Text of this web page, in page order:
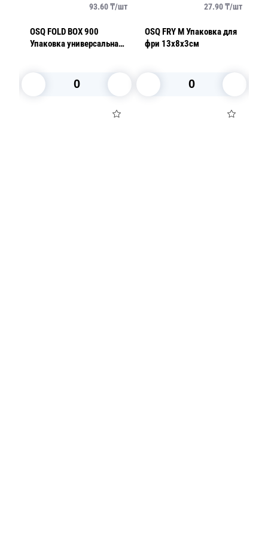
93.60₸/шт
OSQ FOLD BOX 900
Упаковка универсальная
27.90₸/шт
OSQ FRY M Упаковка для
фри 13x8x3см